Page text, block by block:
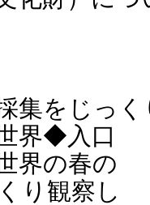
集をじっ
界◆入口
界の春の
り観察し